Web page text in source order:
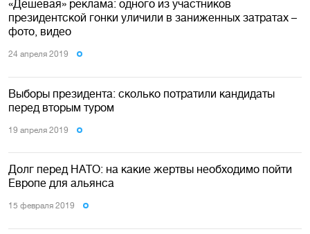
«Дешевая» реклама: одного из участников
президентской гонки уличили в заниженных затратах –
фото, видео
24 апреля 2019
Выборы президента: сколько потратили кандидаты
перед вторым туром
19 апреля 2019
Долг перед НАТО: на какие жертвы необходимо пойти
Европе для альянса
15 февраля 2019